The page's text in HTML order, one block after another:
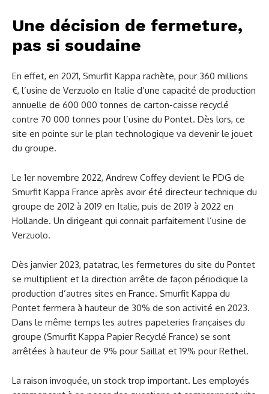
Une décision de fermeture,
pas si soudaine
En effet, en 2021, Smurfit Kappa rachète, pour 360 millions
€, l’usine de Verzuolo en Italie d’une capacité de production
annuelle de 600 000 tonnes de carton-caisse recyclé
contre 70 000 tonnes pour l’usine du Pontet. Dès lors, ce
site en pointe sur le plan technologique va devenir le jouet
du groupe.
Le 1er novembre 2022, Andrew Coffey devient le PDG de
Smurfit Kappa France après avoir été directeur technique du
groupe de 2012 à 2019 en Italie, puis de 2019 à 2022 en
Hollande. Un dirigeant qui connait parfaitement l’usine de
Verzuolo.
Dès janvier 2023, patatrac, les fermetures du site du Pontet
se multiplient et la direction arrête de façon périodique la
production d’autres sites en France. Smurfit Kappa du
Pontet fermera à hauteur de 30% de son activité en 2023.
Dans le même temps les autres papeteries françaises du
groupe (Smurfit Kappa Papier Recyclé France) se sont
arrêtées à hauteur de 9% pour Saillat et 19% pour Rethel.
La raison invoquée, un stock trop important. Les employés